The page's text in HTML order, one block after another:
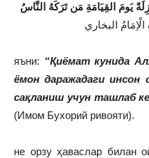
يَومَ القِيَامَةِ مَن تَرَكَهُ النَّاسُ
яъни: “Қиёмат кунида
ёмон даражадаги инсон
сақланиш учун ташлаб
(Имом Бухорий ривояти).
не орзу ҳаваслар билан